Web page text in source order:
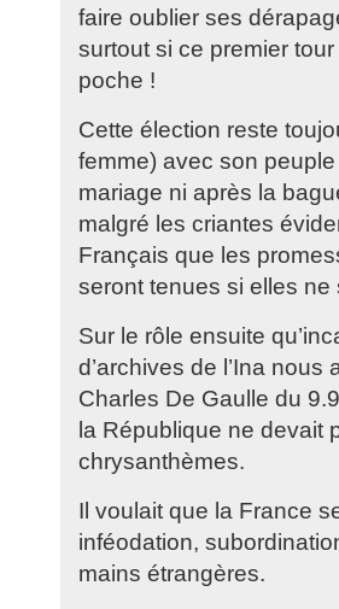
faire oublier ses
surtout si ce premier
poche !
Cette élection reste
femme) avec son
mariage ni après la
malgré les criantes
Français que les
seront tenues si elles
Sur le rôle ensuite
d’archives de l’Ina
Charles De Gaulle du
la République ne devait
chrysanthèmes.
Il voulait que la France
inféodation,
mains étrangères.